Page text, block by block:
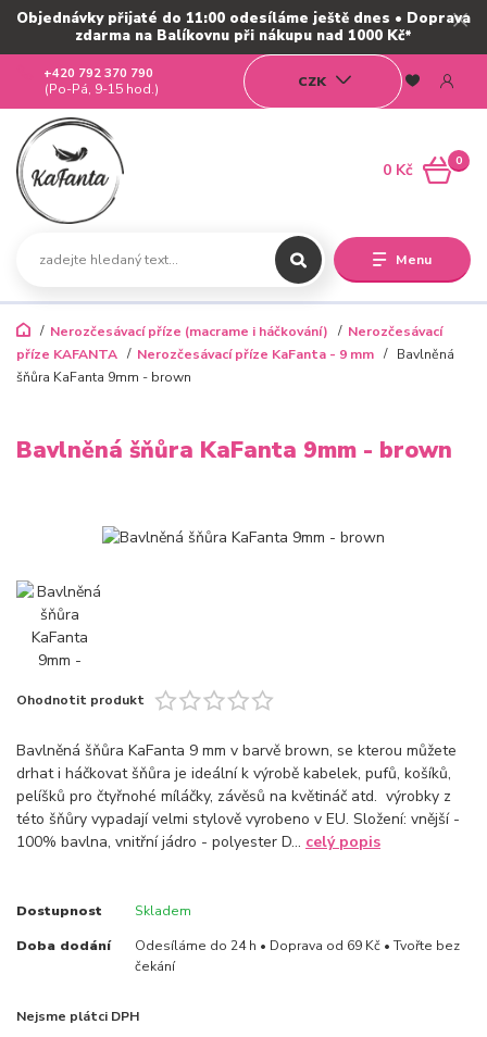
Objednávky přijaté do 11:00 odesíláme ještě dnes • Doprava
zdarma na Balíkovnu při nákupu nad 1000 Kč*
Menu
CZK
+420 792 370 790
(Po-Pá, 9-15 hod.)
0
0 Kč
Nerozčesávací příze (macrame i háčkování)
Nerozčesávací
příze KAFANTA
Nerozčesávací příze KaFanta - 9 mm
Bavlněná
šňůra KaFanta 9mm - brown
Bavlněná šňůra KaFanta 9mm - brown
Ohodnotit produkt
Bavlněná šňůra KaFanta 9 mm v barvě brown, se kterou můžete
drhat i háčkovat šňůra je ideální k výrobě kabelek, pufů, košíků,
pelíšků pro čtyřnohé míláčky, závěsů na květináč atd. výrobky z
této šňůry vypadají velmi stylově vyrobeno v EU. Složení: vnější -
100% bavlna, vnitřní jádro - polyester D... celý popis
Dostupnost Skladem
Doba dodání
Odesíláme do 24 h • Doprava od 69 Kč • Tvořte bez
čekání
Nejsme plátci DPH